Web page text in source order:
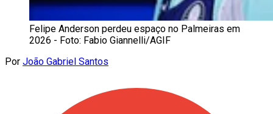
Felipe Anderson perdeu espaço no Palmeiras em
2026 - Foto: Fabio Giannelli/AGIF
Por João Gabriel Santos